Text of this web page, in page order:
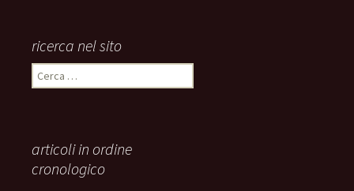
ricerca nel sito
Ricerca
per:
articoli in ordine
cronologico